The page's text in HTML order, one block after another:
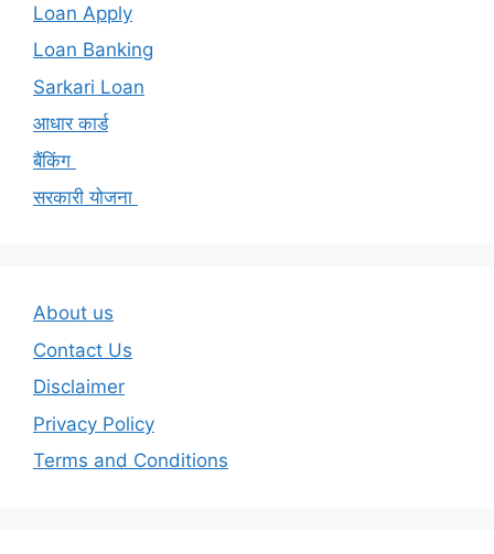
Loan Apply
Loan Banking
Sarkari Loan
आधार कार्ड
बैंकिंग
सरकारी योजना
About us
Contact Us
Disclaimer
Privacy Policy
Terms and Conditions